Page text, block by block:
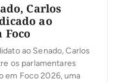
Carlos
ao
Foco
ao Senado, Carlos
os parlamentares
em Foco 2026, uma